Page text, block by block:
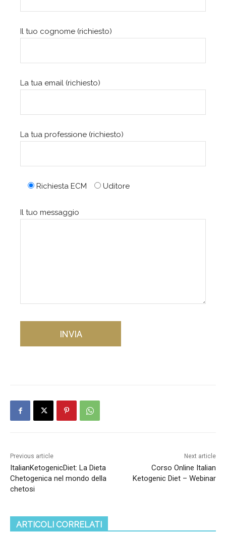
Il tuo cognome (richiesto)
La tua email (richiesto)
La tua professione (richiesto)
Richiesta ECM Uditore
Il tuo messaggio
Previous article
ItalianKetogenicDiet: La Dieta
Chetogenica nel mondo della
chetosi
Next article
Corso Online Italian
Ketogenic Diet – Webinar
ARTICOLI CORRELATI